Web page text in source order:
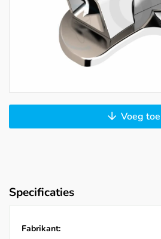
Voeg toe
Specificaties
Fabrikant: